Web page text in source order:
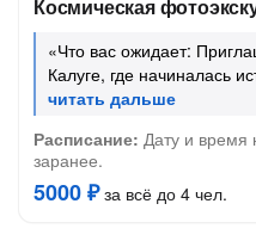
Космическая
«Что вас ожидает:
Калуге, где начиналась
Расписание: Дату и время
заранее.
5000 ₽за всё до 4 чел.